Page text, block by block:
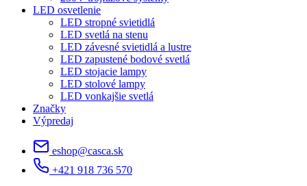
LED osvetlenie
LED stropné svietidlá
LED svetlá na stenu
LED závesné svietidlá a lustre
LED zapustené bodové svetlá
LED stojacie lampy
LED stolové lampy
LED vonkajšie svetlá
Značky
Výpredaj
eshop@casca.sk
+421 918 736 570